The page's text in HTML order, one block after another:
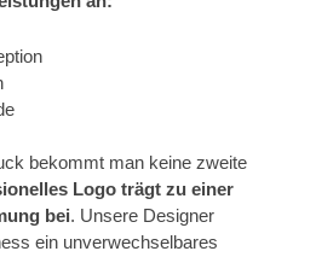
bekommt man keine zweite
Logo trägt zu einer
bei. Unsere Designer
ein unverwechselbares